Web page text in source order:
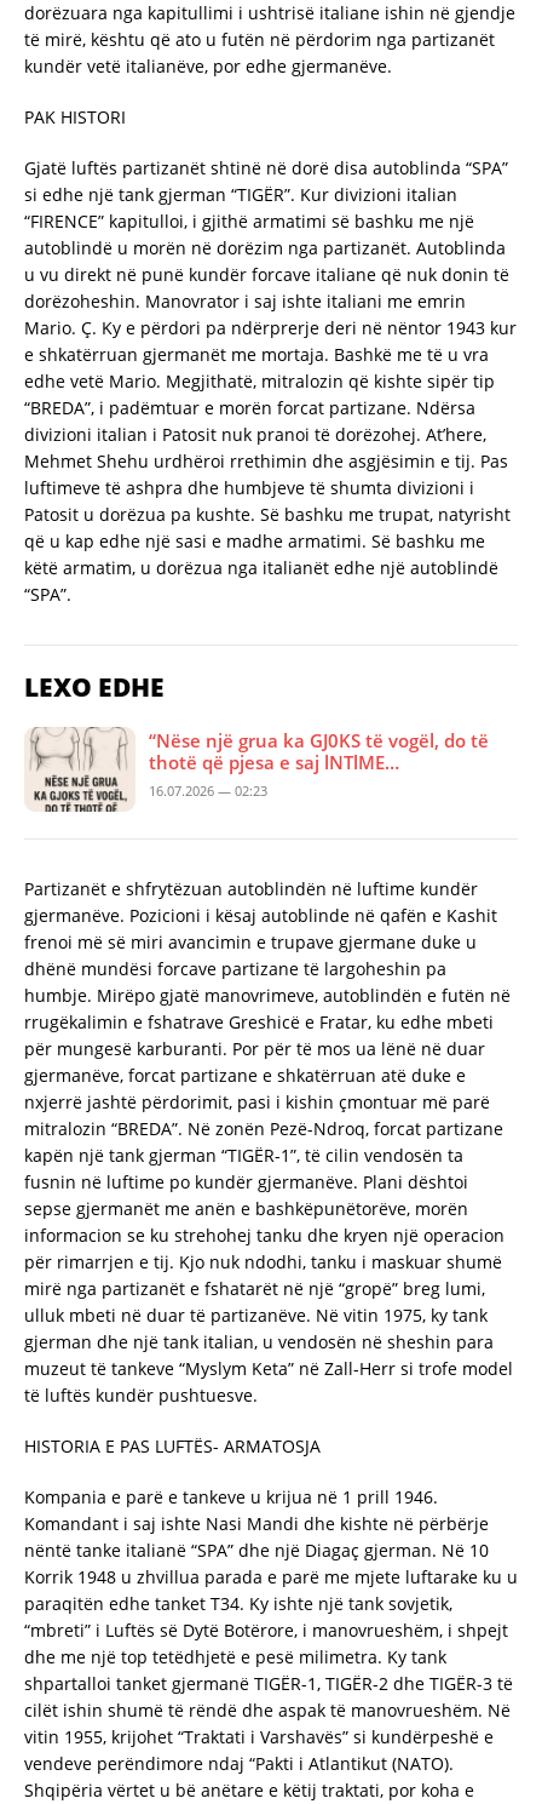
dorëzuara nga kapitullimi i ushtrisë italiane ishin në gjendje
të mirë, kështu që ato u futën në përdorim nga partizanët
kundër vetë italianëve, por edhe gjermanëve.
PAK HISTORI
Gjatë luftës partizanët shtinë në dorë disa autoblinda “SPA”
si edhe një tank gjerman “TIGËR”. Kur divizioni italian
“FIRENCE” kapitulloi, i gjithë armatimi së bashku me një
autoblindë u morën në dorëzim nga partizanët. Autoblinda
u vu direkt në punë kundër forcave italiane që nuk donin të
dorëzoheshin. Manovrator i saj ishte italiani me emrin
Mario. Ç. Ky e përdori pa ndërprerje deri në nëntor 1943 kur
e shkatërruan gjermanët me mortaja. Bashkë me të u vra
edhe vetë Mario. Megjithatë, mitralozin që kishte sipër tip
“BREDA”, i padëmtuar e morën forcat partizane. Ndërsa
divizioni italian i Patosit nuk pranoi të dorëzohej. At’here,
Mehmet Shehu urdhëroi rrethimin dhe asgjësimin e tij. Pas
luftimeve të ashpra dhe humbjeve të shumta divizioni i
Patosit u dorëzua pa kushte. Së bashku me trupat, natyrisht
që u kap edhe një sasi e madhe armatimi. Së bashku me
këtë armatim, u dorëzua nga italianët edhe një autoblindë
“SPA”.
LEXO EDHE
“Nëse një grua ka GJ0KS të vogël, do të
thotë që pjesa e saj lNTlME…
16.07.2026 — 02:23
Partizanët e shfrytëzuan autoblindën në luftime kundër
gjermanëve. Pozicioni i kësaj autoblinde në qafën e Kashit
frenoi më së miri avancimin e trupave gjermane duke u
dhënë mundësi forcave partizane të largoheshin pa
humbje. Mirëpo gjatë manovrimeve, autoblindën e futën në
rrugëkalimin e fshatrave Greshicë e Fratar, ku edhe mbeti
për mungesë karburanti. Por për të mos ua lënë në duar
gjermanëve, forcat partizane e shkatërruan atë duke e
nxjerrë jashtë përdorimit, pasi i kishin çmontuar më parë
mitralozin “BREDA”. Në zonën Pezë-Ndroq, forcat partizane
kapën një tank gjerman “TIGËR-1”, të cilin vendosën ta
fusnin në luftime po kundër gjermanëve. Plani dështoi
sepse gjermanët me anën e bashkëpunëtorëve, morën
informacion se ku strehohej tanku dhe kryen një operacion
për rimarrjen e tij. Kjo nuk ndodhi, tanku i maskuar shumë
mirë nga partizanët e fshatarët në një “gropë” breg lumi,
ulluk mbeti në duar të partizanëve. Në vitin 1975, ky tank
gjerman dhe një tank italian, u vendosën në sheshin para
muzeut të tankeve “Myslym Keta” në Zall-Herr si trofe model
të luftës kundër pushtuesve.
HISTORIA E PAS LUFTËS- ARMATOSJA
Kompania e parë e tankeve u krijua në 1 prill 1946.
Komandant i saj ishte Nasi Mandi dhe kishte në përbërje
nëntë tanke italianë “SPA” dhe një Diagaç gjerman. Në 10
Korrik 1948 u zhvillua parada e parë me mjete luftarake ku u
paraqitën edhe tanket T34. Ky ishte një tank sovjetik,
“mbreti” i Luftës së Dytë Botërore, i manovrueshëm, i shpejt
dhe me një top tetëdhjetë e pesë milimetra. Ky tank
shpartalloi tanket gjermanë TIGËR-1, TIGËR-2 dhe TIGËR-3 të
cilët ishin shumë të rëndë dhe aspak të manovrueshëm. Në
vitin 1955, krijohet “Traktati i Varshavës” si kundërpeshë e
vendeve perëndimore ndaj “Pakti i Atlantikut (NATO).
Shqipëria vërtet u bë anëtare e këtij traktati, por koha e